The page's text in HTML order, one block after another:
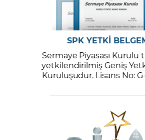
SPK YETKİ
Sermaye Piyasası Kurulu
yetkilendirilmiş Geniş
Kuruluşudur. Lisans No: